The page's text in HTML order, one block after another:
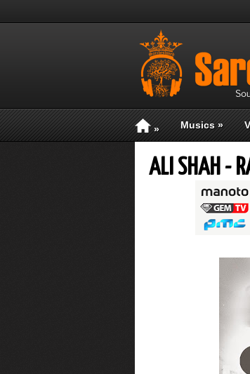
» Musics»
ALI SHAH -